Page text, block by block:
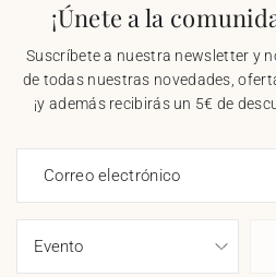
¡Únete a la
Suscríbete a nuestra newsletter y
de todas nuestras novedades,
¡y además recibirás un 5€ de
Correo electrónico